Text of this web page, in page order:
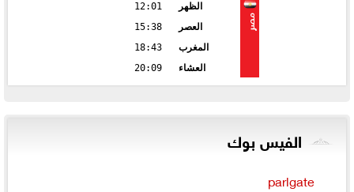
مصر
الظهر
12:01
العصر
15:38
المغرب
18:43
العشاء
20:09
الفيس بوك
parlgate